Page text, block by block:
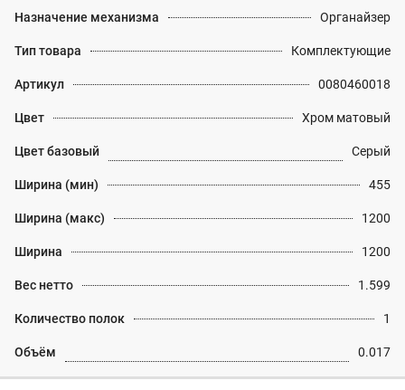
Назначение механизма Органайзер
Тип товара Комплектующие
Артикул 0080460018
Цвет Хром матовый
Цвет базовый Серый
Ширина (мин) 455
Ширина (макс) 1200
Ширина 1200
Вес нетто 1.599
Количество полок 1
Объём 0.017